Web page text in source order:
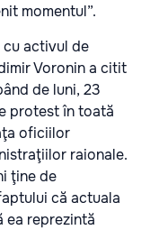
momentul”.
cu activul de
Voronin a citit
de luni, 23
protest în toată
oficiilor
raionale.
ţine de
că actuala
ea reprezintă